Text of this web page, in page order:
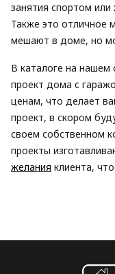
занятия спортом
Также это отличное
мешают в доме, но
В каталоге на
проект дома с
ценам, что делает
проект, в скором
своем собственном
проекты
желания клиента,